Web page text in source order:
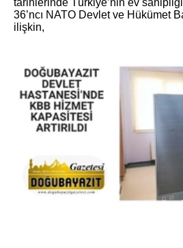
36’ncı NATO Devlet ve Hükümet
ilişkin,